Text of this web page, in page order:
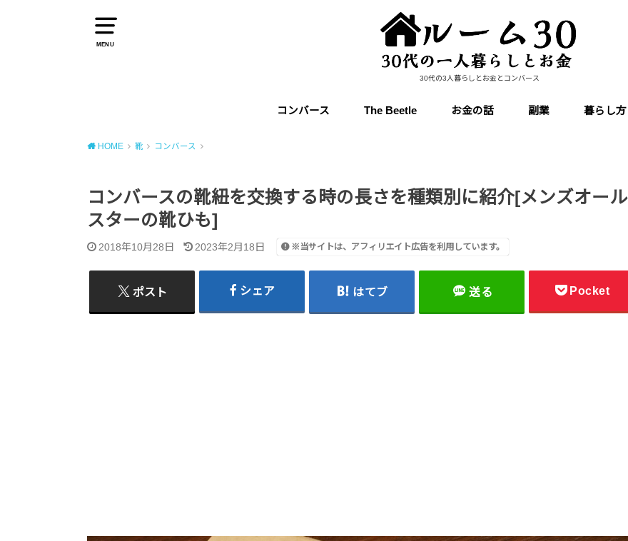
MENU
30代の3人暮らしとお金とコンバース
コンバース The Beetle お金の話 副業 暮らし方
HOME 靴 コンバース
コンバースの靴紐を交換する時の長さを種類別に紹介[メンズオール
スターの靴ひも]
2018年10月28日 2023年2月18日 ※当サイトは、アフィリエイト広告を利用しています。
ポスト シェア はてブ 送る Pocket